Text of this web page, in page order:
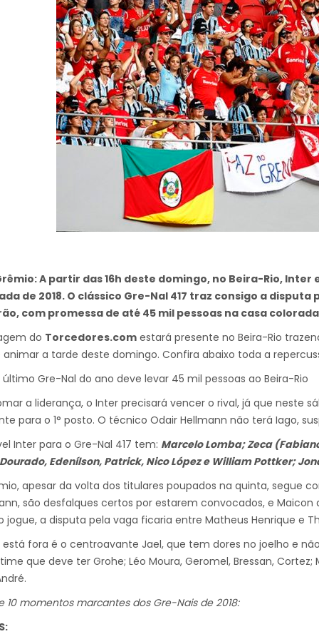
A partir das 16h deste domingo, no Beira-Rio,
de 2018. O clássico Gre-Nal 417 traz consigo a
com promessa de até 45 mil pessoas na casa
do Torcedores.com estará presente no Beira-Rio
a tarde deste domingo. Confira abaixo toda a
Gre-Nal do ano deve levar 45 mil pessoas ao Beira-Rio
a liderança, o Inter precisará vencer o rival, já que neste
para o 1° posto. O técnico Odair Hellmann não terá Iago,
Inter para o Gre-Nal 417 tem: Marcelo Lomba; Zeca
Edenílson, Patrick, Nico López e William Pottker;
apesar da volta dos titulares poupados na quinta, segue
são desfalques certos por estarem convocados, e
jogue, a disputa pela vaga ficaria entre Matheus Henrique e
fora é o centroavante Jael, que tem dores no joelho e
que deve ter Grohe; Léo Moura, Geromel, Bressan,
10 momentos marcantes dos Gre-Nais de 2018: